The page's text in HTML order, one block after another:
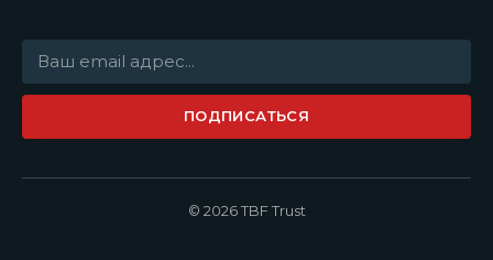
ПОДПИСАТЬСЯ
© 2026 TBF Trust